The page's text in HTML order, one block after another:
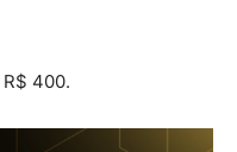
400.